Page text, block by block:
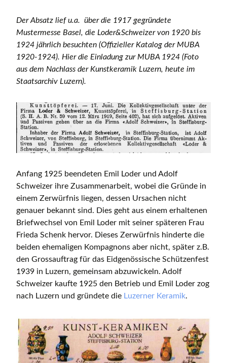
Der Absatz lief u.a. über die 1917 gegründete
Mustermesse Basel, die Loder&Schweizer von 1920 bis
1924 jährlich besuchten (Offizieller Katalog der MUBA
1920-1924). Hier die Einladung zur MUBA 1924 (Foto
aus dem Nachlass der Kunstkeramik Luzern, heute im
Staatsarchiv Luzern).
Anfang 1925 beendeten Emil Loder und Adolf
Schweizer ihre Zusammenarbeit, wobei die Gründe in
einem Zerwürfnis liegen, dessen Ursachen nicht
genauer bekannt sind. Dies geht aus einem erhaltenen
Briefwechsel von Emil Loder mit seiner späteren Frau
Frieda Schenk hervor. Dieses Zerwürfnis hinderte die
beiden ehemaligen Kompagnons aber nicht, später z.B.
den Grossauftrag für das Eidgenössische Schützenfest
1939 in Luzern, gemeinsam abzuwickeln. Adolf
Schweizer kaufte 1925 den Betrieb und Emil Loder zog
nach Luzern und gründete die Luzerner Keramik.